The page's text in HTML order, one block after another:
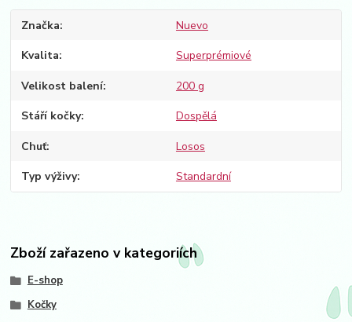
Značka Nuevo
Kvalita Superprémiové
Velikost balení 200 g
Stáří kočky Dospělá
Chuť Losos
Typ výživy Standardní
Zboží zařazeno v kategoriích
E-shop
Kočky